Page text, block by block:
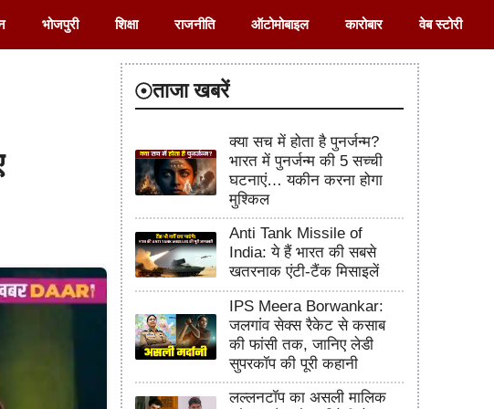
भोजपुरी शिक्षा राजनीति ऑटोमोबाइल कारोबार वेब स्टोरी
ताजा खबरें
क्या सच में होता है पुनर्जन्म?
भारत में पुनर्जन्म की 5 सच्ची
घटनाएं… यकीन करना होगा
मुश्किल
Anti Tank Missile of
India: ये हैं भारत की सबसे
खतरनाक एंटी-टैंक मिसाइलें
IPS Meera Borwankar:
जलगांव सेक्स रैकेट से कसाब
की फांसी तक, जानिए लेडी
सुपरकॉप की पूरी कहानी
लल्लनटॉप का असली मालिक